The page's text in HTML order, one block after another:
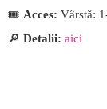
🎟️ Acces: Vârstă:
🔎 Detalii: aici